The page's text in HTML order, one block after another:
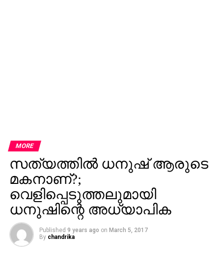
MORE
സത്യത്തില്‍ ധനുഷ് ആരുടെ
മകനാണ്?;
വെളിപ്പെടുത്തലുമായി
ധനുഷിന്റെ അധ്യാപിക
Published 9 years ago on March 5, 2017
By chandrika